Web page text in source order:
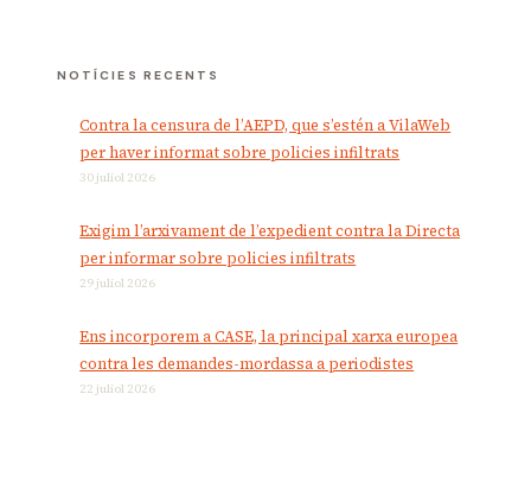
NOTÍCIES RECENTS
Contra la censura de l’AEPD, que s’estén a VilaWeb
per haver informat sobre policies infiltrats
30 juliol 2026
Exigim l’arxivament de l’expedient contra la Directa
per informar sobre policies infiltrats
29 juliol 2026
Ens incorporem a CASE, la principal xarxa europea
contra les demandes-mordassa a periodistes
22 juliol 2026